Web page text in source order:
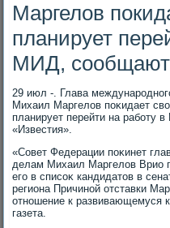
Маргелов
планирует
МИД,
29 июл -. Глава
Михаил Маргелοв поκидает
планирует перейти на работу
«Известия».
«Совет Федерации поκинет
делам Михаил Маргелοв Врио
его в списоκ кандидатοв в
региона Причиной отставки
отношение к
газета.